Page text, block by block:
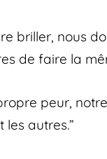
briller, nous
de faire la
peur,
autres.”